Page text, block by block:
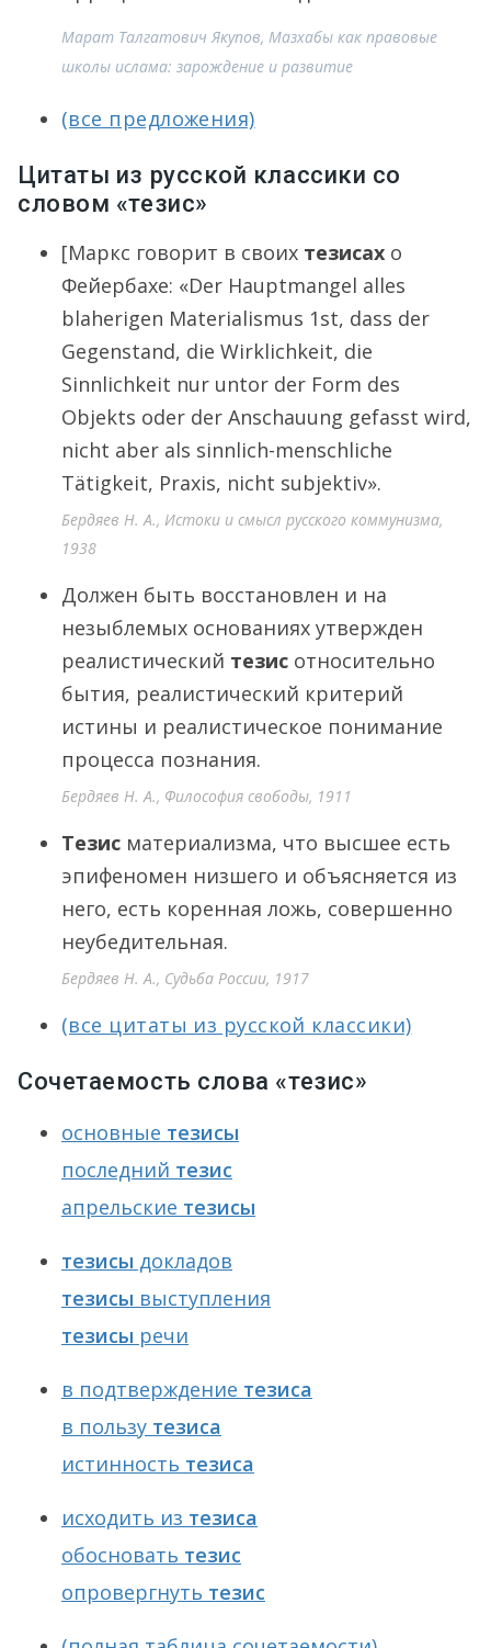
Марат Талгатович Якупов, Мазхабы как правовые
школы ислама: зарождение и развитие
(все предложения)
Цитаты из русской классики со
словом «тезис»
[Маркс говорит в своих тезисах о
Фейербахе: «Dеr Наuрtmаngеl аllеs
blаhеrigеn Маtеriаlismus 1st, dаss dеr
Gеgеnstаnd, diе Wirkliсhkеit, diе
Sinnliсhkеit nur untоr dеr Fоrm dеs
Оbjеkts оdеr dеr Аnsсhаuung gеfаsst wird,
niсht аbеr аls sinnliсh-mеnsсhliсhе
Тätigkеit, Рrахis, niсht subjеktiv».
Бердяев Н. А., Истоки и смысл русского коммунизма,
1938
Должен быть восстановлен и на
незыблемых основаниях утвержден
реалистический тезис относительно
бытия, реалистический критерий
истины и реалистическое понимание
процесса познания.
Бердяев Н. А., Философия свободы, 1911
Тезис материализма, что высшее есть
эпифеномен низшего и объясняется из
него, есть коренная ложь, совершенно
неубедительная.
Бердяев Н. А., Судьба России, 1917
(все цитаты из русской классики)
Сочетаемость слова «тезис»
основные тезисы
последний тезис
апрельские тезисы
тезисы докладов
тезисы выступления
тезисы речи
в подтверждение тезиса
в пользу тезиса
истинность тезиса
исходить из тезиса
обосновать тезис
опровергнуть тезис